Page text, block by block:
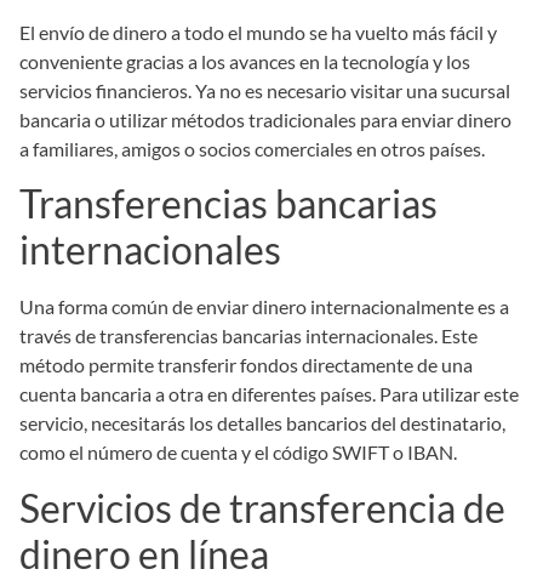
El envío de dinero a todo el mundo se ha vuelto más fácil y
conveniente gracias a los avances en la tecnología y los
servicios financieros. Ya no es necesario visitar una sucursal
bancaria o utilizar métodos tradicionales para enviar dinero
a familiares, amigos o socios comerciales en otros países.
Transferencias bancarias
internacionales
Una forma común de enviar dinero internacionalmente es a
través de transferencias bancarias internacionales. Este
método permite transferir fondos directamente de una
cuenta bancaria a otra en diferentes países. Para utilizar este
servicio, necesitarás los detalles bancarios del destinatario,
como el número de cuenta y el código SWIFT o IBAN.
Servicios de transferencia de
dinero en línea